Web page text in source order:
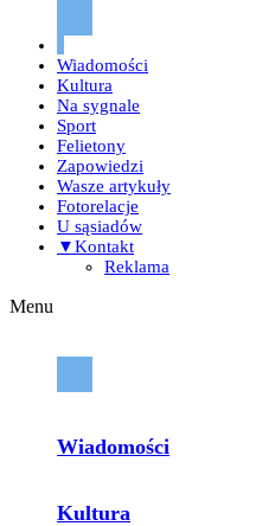
Codziennik
Wiadomości
Kultura
Na sygnale
Sport
Felietony
Zapowiedzi
Wasze artykuły
Fotorelacje
U sąsiadów
▼Kontakt
Reklama
Menu
Wiadomości
Kultura